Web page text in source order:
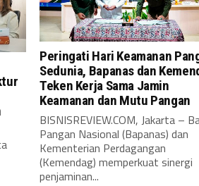
Peringati Hari Keamanan
Sedunia, Bapanas dan
Teken Kerja Sama Jamin
Keamanan dan Mutu Pangan
BISNISREVIEW.COM, Jakarta –
Pangan Nasional (Bapanas) dan
Kementerian Perdagangan
(Kemendag) memperkuat sinergi
penjaminan...